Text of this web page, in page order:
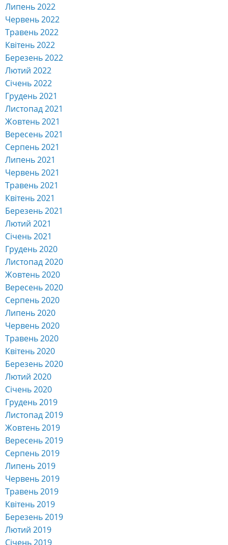
Липень 2022
Червень 2022
Травень 2022
Квітень 2022
Березень 2022
Лютий 2022
Січень 2022
Грудень 2021
Листопад 2021
Жовтень 2021
Вересень 2021
Серпень 2021
Липень 2021
Червень 2021
Травень 2021
Квітень 2021
Березень 2021
Лютий 2021
Січень 2021
Грудень 2020
Листопад 2020
Жовтень 2020
Вересень 2020
Серпень 2020
Липень 2020
Червень 2020
Травень 2020
Квітень 2020
Березень 2020
Лютий 2020
Січень 2020
Грудень 2019
Листопад 2019
Жовтень 2019
Вересень 2019
Серпень 2019
Липень 2019
Червень 2019
Травень 2019
Квітень 2019
Березень 2019
Лютий 2019
Січень 2019